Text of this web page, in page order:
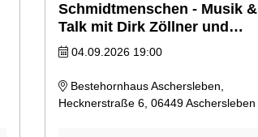
Schmidtmenschen - Musik &
Talk mit Dirk Zöllner und
Holger Schmidt
04.09.2026 19:00
Bestehornhaus Aschersleben,
Hecknerstraße 6, 06449 Aschersleben